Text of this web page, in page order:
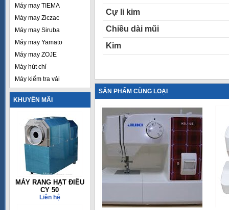
Máy may TIEMA
Máy may Ziczac
Máy may Siruba
Máy may Yamato
Máy may ZOJE
Máy hút chỉ
Máy kiểm tra vải
KHUYẾN MÃI
MÁY RANG HẠT ĐIỀU
CY 50
Liên hệ
Cự li kim
Chiều dài mũi
Kim
SẢN PHẨM CÙNG LOẠI